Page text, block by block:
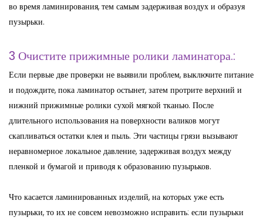
во время ламинирования, тем самым задерживая воздух и образуя
пузырьки.
3 Очистите прижимные ролики ламинатора.:
Если первые две проверки не выявили проблем, выключите питание
и подождите, пока ламинатор остынет, затем протрите верхний и
нижний прижимные ролики сухой мягкой тканью. После
длительного использования на поверхности валиков могут
скапливаться остатки клея и пыль. Эти частицы грязи вызывают
неравномерное локальное давление, задерживая воздух между
пленкой и бумагой и приводя к образованию пузырьков.
Что касается ламинированных изделий, на которых уже есть
пузырьки, то их не совсем невозможно исправить: если пузырьки